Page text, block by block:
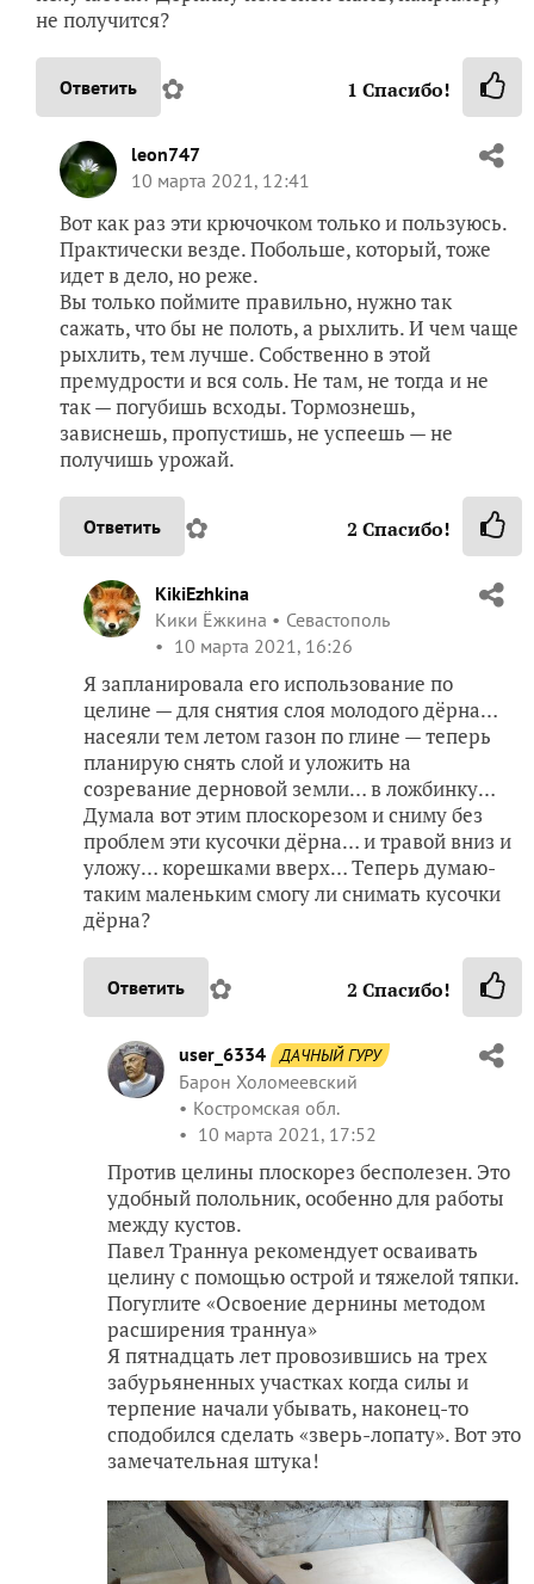
не получится?
Ответить ✿ 1 Спасибо!
leon747
10 марта 2021, 12:41
Вот как раз эти крючочком только и пользуюсь.
Практически везде. Побольше, который, тоже
идет в дело, но реже.
Вы только поймите правильно, нужно так
сажать, что бы не полоть, а рыхлить. И чем чаще
рыхлить, тем лучше. Собственно в этой
премудрости и вся соль. Не там, не тогда и не
так — погубишь всходы. Тормознешь,
зависнешь, пропустишь, не успеешь — не
получишь урожай.
Ответить ✿ 2 Спасибо!
KikiEzhkina
Кики Ёжкина
Севастополь
10 марта 2021, 16:26
Я запланировала его использование по
целине — для снятия слоя молодого дёрна…
насеяли тем летом газон по глине — теперь
планирую снять слой и уложить на
созревание дерновой земли… в ложбинку…
Думала вот этим плоскорезом и сниму без
проблем эти кусочки дёрна… и травой вниз и
уложу… корешками вверх… Теперь думаю-
таким маленьким смогу ли снимать кусочки
дёрна?
Ответить ✿ 2 Спасибо!
user_6334 ДАЧНЫЙ ГУРУ
Барон Холомеевский
Костромская обл.
10 марта 2021, 17:52
Против целины плоскорез бесполезен. Это
удобный полольник, особенно для работы
между кустов.
Павел Траннуа рекомендует осваивать
целину с помощью острой и тяжелой тяпки.
Погуглите «Освоение дернины методом
расширения траннуа»
Я пятнадцать лет провозившись на трех
забурьяненных участках когда силы и
терпение начали убывать, наконец-то
сподобился сделать «зверь-лопату». Вот это
замечательная штука!